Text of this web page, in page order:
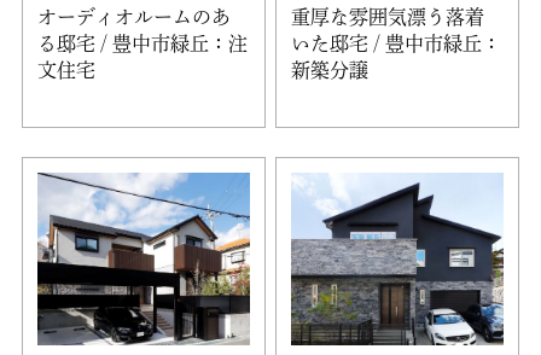
オーディオルームのあ
る邸宅 / 豊中市緑丘：注
文住宅
重厚な雰囲気漂う落着
いた邸宅 / 豊中市緑丘：
新築分譲